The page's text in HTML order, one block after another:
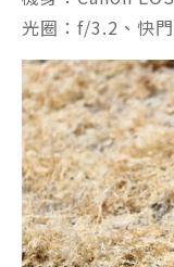
光圈：f/3.2、快